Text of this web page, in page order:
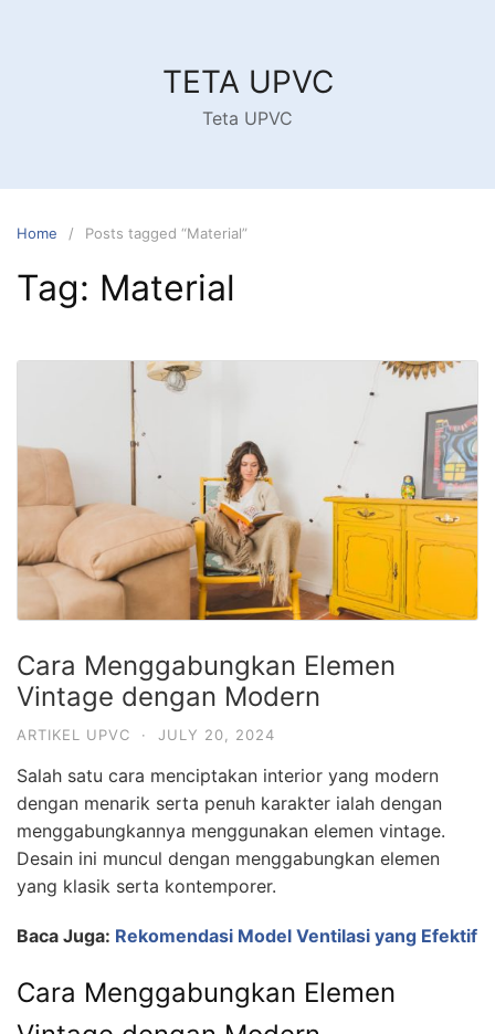
TETA UPVC
Teta UPVC
Home Posts tagged “Material”
Tag: Material
Cara Menggabungkan Elemen
Vintage dengan Modern
ARTIKEL UPVC · JULY 20, 2024
Salah satu cara menciptakan interior yang modern
dengan menarik serta penuh karakter ialah dengan
menggabungkannya menggunakan elemen vintage.
Desain ini muncul dengan menggabungkan elemen
yang klasik serta kontemporer.
Baca Juga: Rekomendasi Model Ventilasi yang Efektif
Cara Menggabungkan Elemen